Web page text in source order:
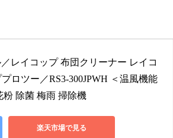
レイコップ 布団クリーナー レイコ
ロツー／RS3-300JPWH ＜温風機能
除菌 梅雨 掃除機
楽天市場で見る